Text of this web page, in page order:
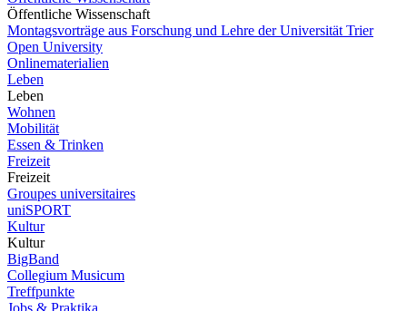
Öffentliche Wissenschaft
Montagsvorträge aus Forschung und Lehre der Universität Trier
Open University
Onlinematerialien
Leben
Leben
Wohnen
Mobilität
Essen & Trinken
Freizeit
Freizeit
Groupes universitaires
uniSPORT
Kultur
Kultur
BigBand
Collegium Musicum
Treffpunkte
Jobs & Praktika